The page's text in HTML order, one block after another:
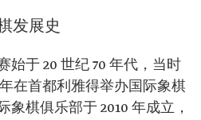
发展史
始于 20 世纪 70 年代，当时
年在首都利雅得举办国际象棋
棋俱乐部于 2010 年成立，